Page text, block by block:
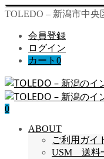
TOLEDO – 新潟市中央
会員登録
ログイン
カート 0
0
ABOUT
ご利用ガイ
USM 送料